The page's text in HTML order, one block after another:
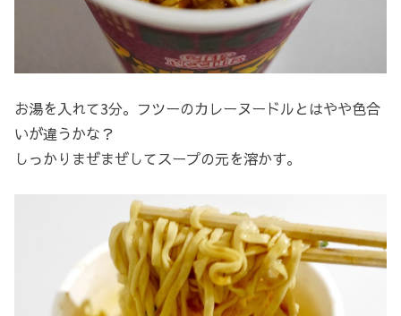
お湯を入れて3分。フツーのカレーヌードルとはやや色合
いが違うかな？
しっかりまぜまぜしてスープの元を溶かす。